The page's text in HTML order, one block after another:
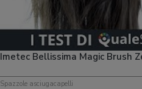
Imetec Bellissima Magic Brush
Spazzole asciugacapelli